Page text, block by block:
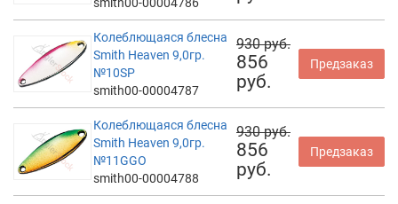
Колеблющаяся блесна
Smith Heaven 9,0гр.
№10SP
smith00-00004787
930 руб.
856
руб.
Предзаказ
Колеблющаяся блесна
Smith Heaven 9,0гр.
№11GGO
smith00-00004788
930 руб.
856
руб.
Предзаказ